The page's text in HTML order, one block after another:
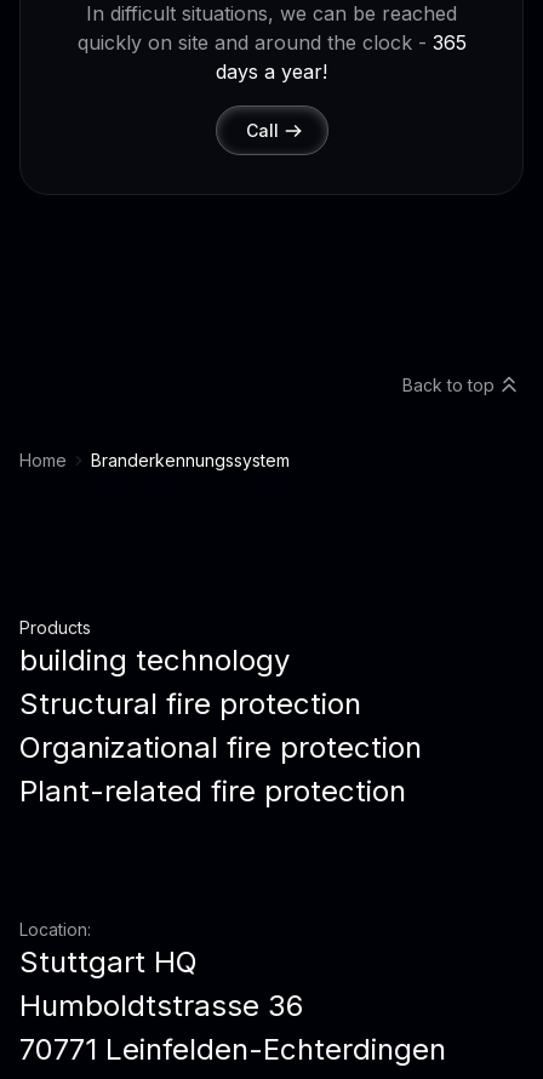
In difficult situations, we can be reached
quickly on site and around the clock - 365
days a year!
Call
Home Branderkennungssystem
Back to top
Products
building technology
Structural fire protection
Organizational fire protection
Plant-related fire protection
Location:
Stuttgart HQ
Humboldtstrasse 36
70771 Leinfelden-Echterdingen